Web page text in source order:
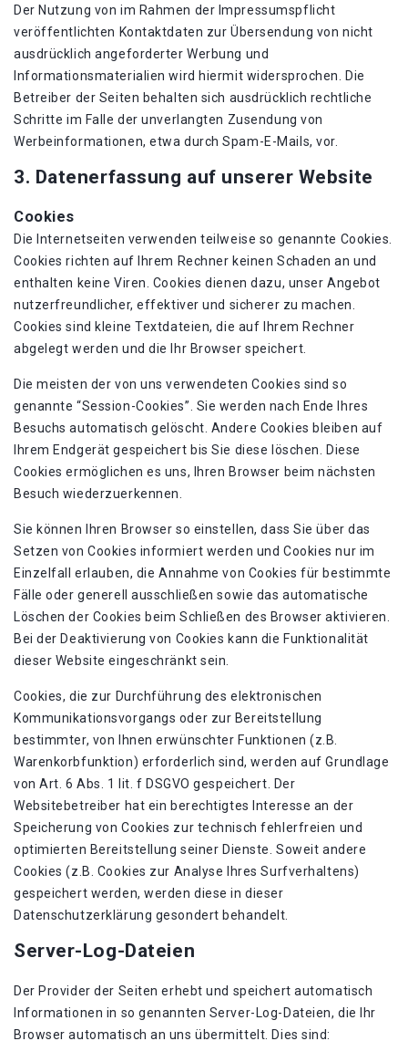
Der Nutzung von im Rahmen der Impressumspflicht
veröffentlichten Kontaktdaten zur Übersendung von nicht
ausdrücklich angeforderter Werbung und
Informationsmaterialien wird hiermit widersprochen. Die
Betreiber der Seiten behalten sich ausdrücklich rechtliche
Schritte im Falle der unverlangten Zusendung von
Werbeinformationen, etwa durch Spam-E-Mails, vor.
3. Datenerfassung auf unserer Website
Cookies
Die Internetseiten verwenden teilweise so genannte Cookies.
Cookies richten auf Ihrem Rechner keinen Schaden an und
enthalten keine Viren. Cookies dienen dazu, unser Angebot
nutzerfreundlicher, effektiver und sicherer zu machen.
Cookies sind kleine Textdateien, die auf Ihrem Rechner
abgelegt werden und die Ihr Browser speichert.
Die meisten der von uns verwendeten Cookies sind so
genannte “Session-Cookies”. Sie werden nach Ende Ihres
Besuchs automatisch gelöscht. Andere Cookies bleiben auf
Ihrem Endgerät gespeichert bis Sie diese löschen. Diese
Cookies ermöglichen es uns, Ihren Browser beim nächsten
Besuch wiederzuerkennen.
Sie können Ihren Browser so einstellen, dass Sie über das
Setzen von Cookies informiert werden und Cookies nur im
Einzelfall erlauben, die Annahme von Cookies für bestimmte
Fälle oder generell ausschließen sowie das automatische
Löschen der Cookies beim Schließen des Browser aktivieren.
Bei der Deaktivierung von Cookies kann die Funktionalität
dieser Website eingeschränkt sein.
Cookies, die zur Durchführung des elektronischen
Kommunikationsvorgangs oder zur Bereitstellung
bestimmter, von Ihnen erwünschter Funktionen (z.B.
Warenkorbfunktion) erforderlich sind, werden auf Grundlage
von Art. 6 Abs. 1 lit. f DSGVO gespeichert. Der
Websitebetreiber hat ein berechtigtes Interesse an der
Speicherung von Cookies zur technisch fehlerfreien und
optimierten Bereitstellung seiner Dienste. Soweit andere
Cookies (z.B. Cookies zur Analyse Ihres Surfverhaltens)
gespeichert werden, werden diese in dieser
Datenschutzerklärung gesondert behandelt.
Server-Log-Dateien
Der Provider der Seiten erhebt und speichert automatisch
Informationen in so genannten Server-Log-Dateien, die Ihr
Browser automatisch an uns übermittelt. Dies sind: